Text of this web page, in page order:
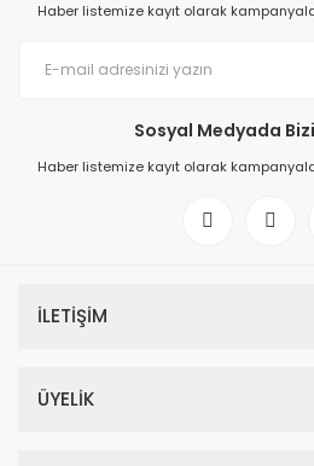
Haber listemize kayıt olarak
Sosyal Medyada
Haber listemize kayıt olarak
İLETİŞİM
ÜYELİK